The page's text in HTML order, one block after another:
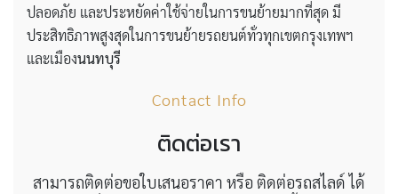
ปลอดภัย และประหยัดค่าใช้จ่ายในการขนย้ายมากที่สุด มี
ประสิทธิภาพสูงสุดในการขนย้ายรถยนต์ทั่วทุกเขตกรุงเทพฯ
และเมืองนนทบุรี
Contact Info
ติดต่อเรา
สามารถติดต่อขอใบเสนอราคา หรือ ติดต่อรถสไลด์ ได้